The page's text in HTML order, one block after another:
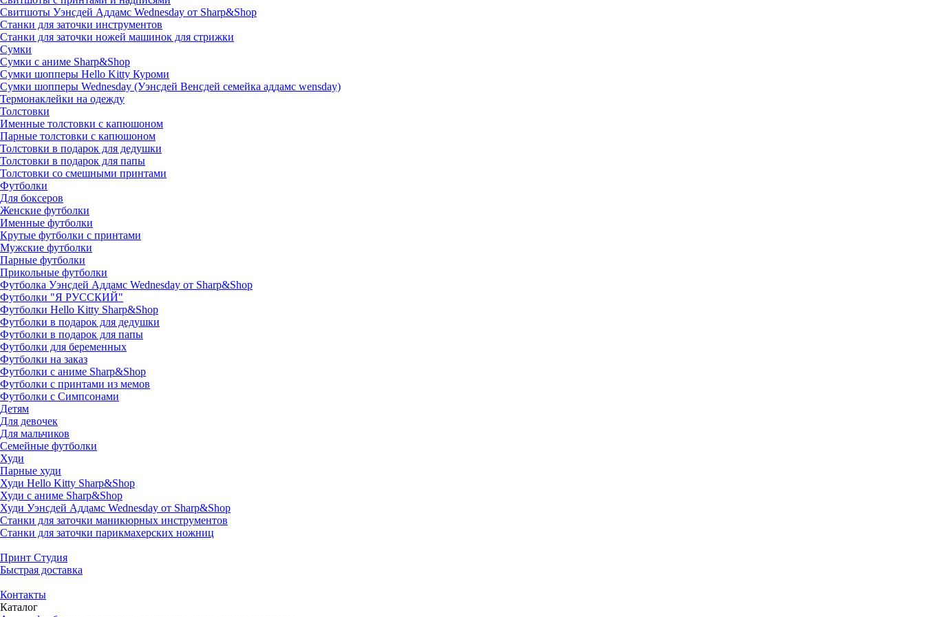
Свитшоты Уэнсдей Аддамс Wednesday от Sharp&Shop
Станки для заточки инструментов
Станки для заточки ножей машинок для стрижки
Сумки
Сумки с аниме Sharp&Shop
Сумки шопперы Hello Kitty Куроми
Сумки шопперы Wednesday (Уэнсдей Венсдей семейка аддамс wensday)
Термонаклейки на одежду
Толстовки
Именные толстовки с капюшоном
Парные толстовки с капюшоном
Толстовки в подарок для дедушки
Толстовки в подарок для папы
Толстовки со смешными принтами
Футболки
Для боксеров
Женские футболки
Именные футболки
Крутые футболки с принтами
Мужские футболки
Парные футболки
Прикольные футболки
Футболка Уэнсдей Аддамс Wednesday от Sharp&Shop
Футболки "Я РУССКИЙ"
Футболки Hello Kitty Sharp&Shop
Футболки в подарок для дедушки
Футболки в подарок для папы
Футболки для беременных
Футболки на заказ
Футболки с аниме Sharp&Shop
Футболки с принтами из мемов
Футболки с Симпсонами
Детям
Для девочек
Для мальчиков
Семейные футболки
Худи
Парные худи
Худи Hello Kitty Sharp&Shop
Худи с аниме Sharp&Shop
Худи Уэнсдей Аддамс Wednesday от Sharp&Shop
Станки для заточки маникюрных инструментов
Станки для заточки парикмахерских ножниц
Принт Студия
Быстрая доставка
Контакты
Каталог